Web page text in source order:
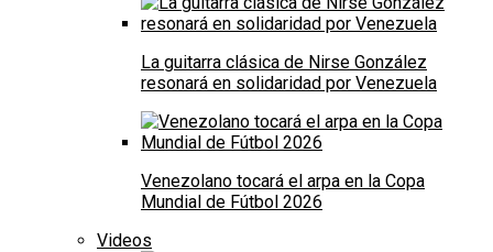
La guitarra clásica de Nirse González
resonará en solidaridad por Venezuela
Venezolano tocará el arpa en la Copa
Mundial de Fútbol 2026
Videos